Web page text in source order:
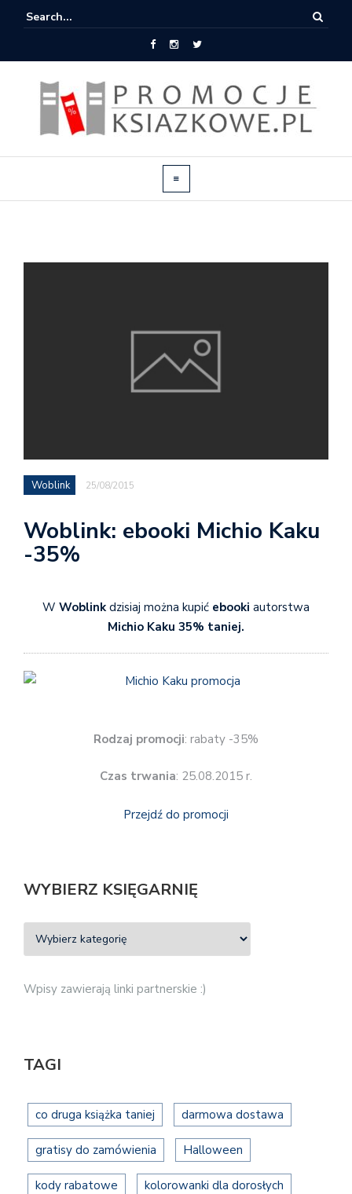
Woblink 25/08/2015
Woblink: ebooki Michio Kaku
-35%
W Woblink dzisiaj można kupić ebooki autorstwa
Michio Kaku 35% taniej.
Rodzaj promocji: rabaty -35%
Czas trwania: 25.08.2015 r.
Przejdź do promocji
WYBIERZ KSIĘGARNIĘ
Wpisy zawierają linki partnerskie :)
TAGI
co druga książka taniej darmowa dostawa
gratisy do zamówienia Halloween
kody rabatowe kolorowanki dla dorosłych